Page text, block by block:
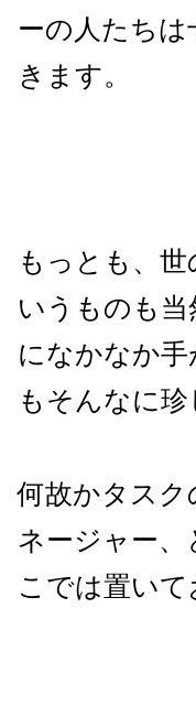
ーの人たち
きます。
もっとも、
いうものも
になかなか
もそんなに
何故かタス
ネージャー
こでは置いて